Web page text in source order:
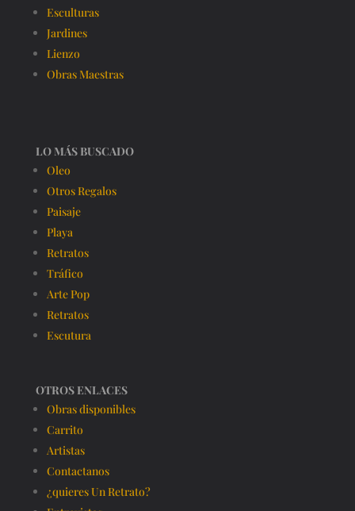
Esculturas
Jardines
Lienzo
Obras Maestras
LO MÁS BUSCADO
Oleo
Otros Regalos
Paisaje
Playa
Retratos
Tráfico
Arte Pop
Retratos
Escutura
OTROS ENLACES
Obras disponibles
Carrito
Artistas
Contactanos
¿quieres Un Retrato?